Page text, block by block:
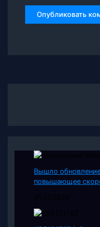
Вышло
повышающее